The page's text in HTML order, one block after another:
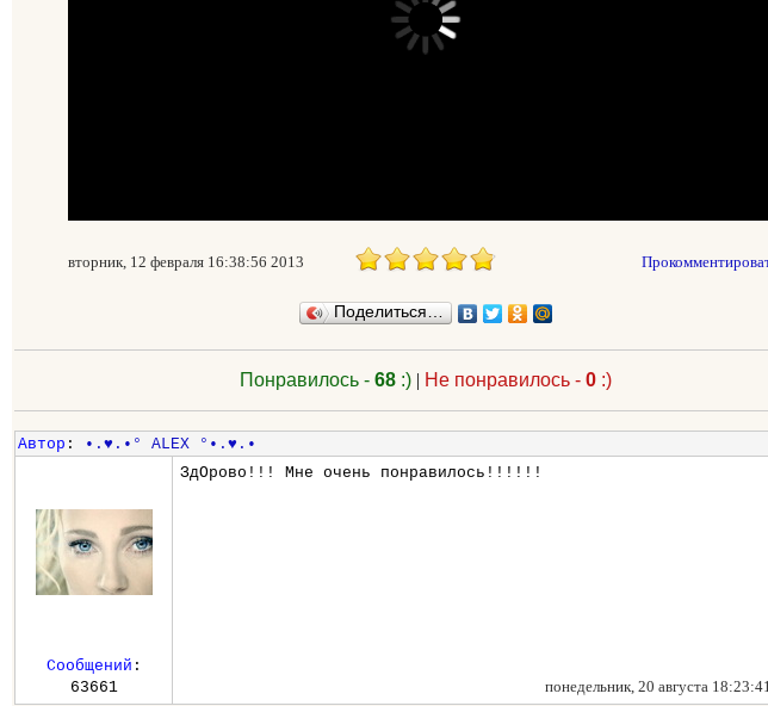
вторник, 12 февраля 16:38:56 2013
Поделиться…
Понравилось - 68:)| Не понравилось - 0:)
Автор :
•.♥.•° ALEX °•.♥.•
ЗдОрово!!! Мне очень понравилось!!!!!!
понедельник, 20 августа
Сообщений :
63661